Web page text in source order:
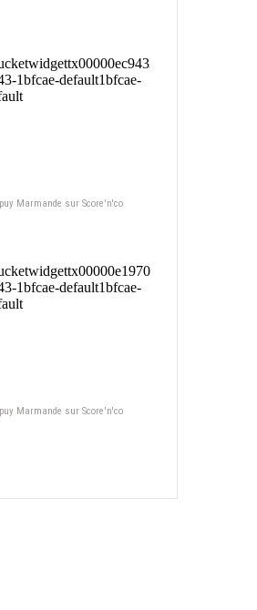
Marmande sur Score'n'co
Marmande sur Score'n'co